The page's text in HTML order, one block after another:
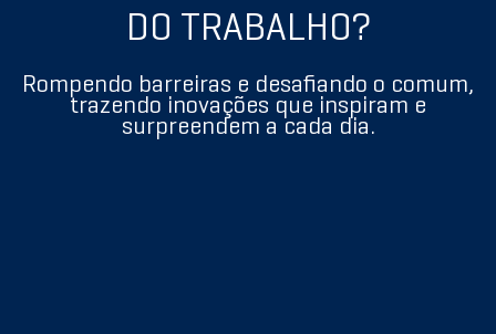
DO TRABALHO?
Rompendo barreiras e desafiando o comum,
trazendo inovações que inspiram e
surpreendem a cada dia.